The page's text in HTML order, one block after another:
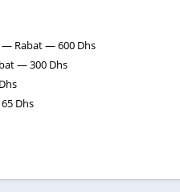
— Rabat — 600 Dhs
— 300 Dhs
Dhs